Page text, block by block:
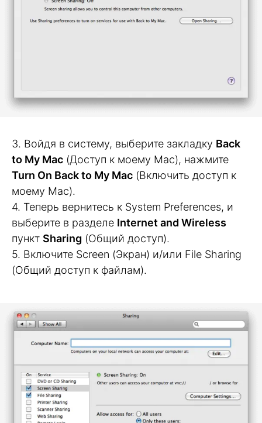
3. Войдя в систему, выберите закладку Back
to My Mac (Доступ к моему Mac), нажмите
Turn On Back to My Mac (Включить доступ к
моему Mac).
4. Теперь вернитесь к System Preferences, и
выберите в разделе Internet and Wireless
пункт Sharing (Общий доступ).
5. Включите Screen (Экран) и/или File Sharing
(Общий доступ к файлам).